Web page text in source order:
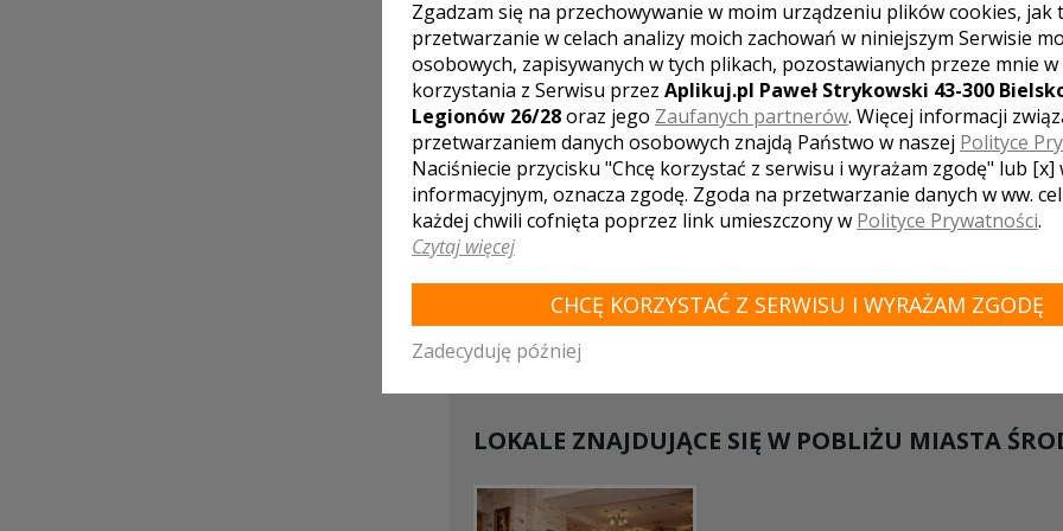
o idealnym miejscu spotkań naszych
Dom bankietowo-gościnny
górą"
Środa Śląska
Dom bankietowo-gościnny "Pod winną
spokojnej dzielnicy Środy Śląskiej to
atmosfera, której szukasz. Oferujemy
Gwarantujemy wysoki standard
LOKALE ZNAJDUJĄCE SIĘ W POBLIŻU MIASTA
Zgadzam się na przechowywanie w moim urządzeniu plików cookies, jak
przetwarzanie w celach analizy moich zachowań w niniejszym Serwisie
osobowych, zapisywanych w tych plikach, pozostawianych przeze mnie w
korzystania z Serwisu przez Aplikuj.pl Paweł Strykowski 43-300
Legionów 26/28oraz jego Zaufanych partnerów. Więcej informacji
przetwarzaniem danych osobowych znajdą Państwo w naszej Polityce
Naciśniecie przycisku "Chcę korzystać z serwisu i wyrażam zgodę" lub [x]
informacyjnym, oznacza zgodę. Zgoda na przetwarzanie danych w ww.
każdej chwili cofnięta poprzez link umieszczony w Polityce Prywatności.
Czytaj więcej
CHCĘ KORZYSTAĆ Z SERWISU I WYRAŻAM ZGODĘ
Zadecyduję później